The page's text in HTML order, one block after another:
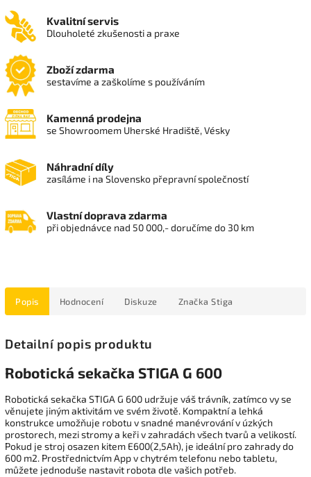
Kvalitní servis
Dlouholeté zkušenosti a praxe
Zboží zdarma
sestavíme a zaškolíme s používáním
Kamenná prodejna
se Showroomem Uherské Hradiště, Vésky
Náhradní díly
zasíláme i na Slovensko přepravní společností
Vlastní doprava zdarma
při objednávce nad 50 000,- doručíme do 30 km
Popis Hodnocení Diskuze Značka Stiga
Detailní popis produktu
Robotická sekačka STIGA G 600
Robotická sekačka STIGA G 600 udržuje váš trávník, zatímco vy se
věnujete jiným aktivitám ve svém životě. Kompaktní a lehká
konstrukce umožňuje robotu v snadné manévrování v úzkých
prostorech, mezi stromy a keři v zahradách všech tvarů a velikostí.
Pokud je stroj osazen kitem E600(2,5Ah), je ideální pro zahrady do
600 m2. Prostřednictvím App v chytrém telefonu nebo tabletu,
můžete jednoduše nastavit robota dle vašich potřeb.